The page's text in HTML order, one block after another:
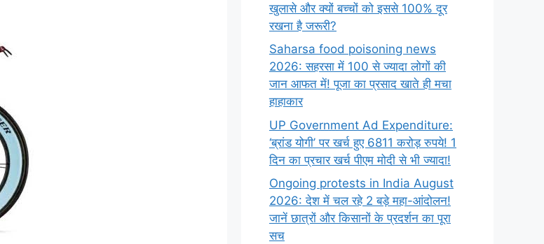
खुलासे और क्यों बच्चों को इससे 100% दूर
रखना है जरूरी?
Saharsa food poisoning news
2026: सहरसा में 100 से ज्यादा लोगों की
जान आफत में! पूजा का प्रसाद खाते ही मचा
हाहाकार
UP Government Ad Expenditure:
‘ब्रांड योगी’ पर खर्च हुए 6811 करोड़ रुपये! 1
दिन का प्रचार खर्च पीएम मोदी से भी ज्यादा!
Ongoing protests in India August
2026: देश में चल रहे 2 बड़े महा-आंदोलन!
जानें छात्रों और किसानों के प्रदर्शन का पूरा
सच